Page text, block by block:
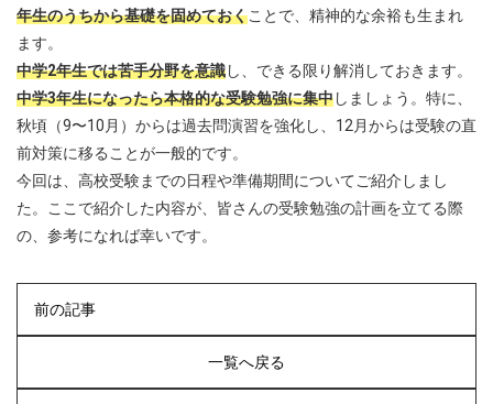
年生のうちから基礎を固めておくことで、精神的な余裕も生まれ
ます。
中学2年生では苦手分野を意識し、できる限り解消しておきます。
中学3年生になったら本格的な受験勉強に集中しましょう。特に、
秋頃（9〜10月）からは過去問演習を強化し、12月からは受験の直
前対策に移ることが一般的です。
今回は、高校受験までの日程や準備期間についてご紹介しまし
た。ここで紹介した内容が、皆さんの受験勉強の計画を立てる際
の、参考になれば幸いです。
前の記事
一覧へ戻る